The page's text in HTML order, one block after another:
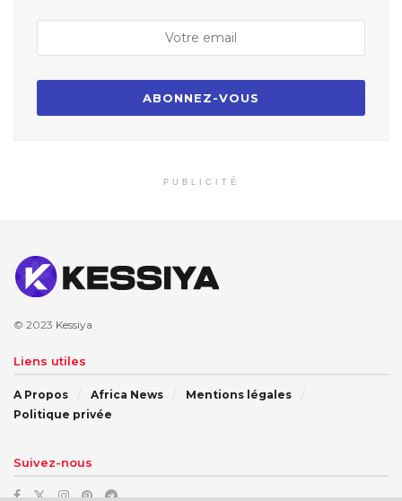
PUBLICITÉ
© 2023 Kessiya
Liens utiles
A Propos Africa News
Mentions légales
Politique privée
Suivez-nous